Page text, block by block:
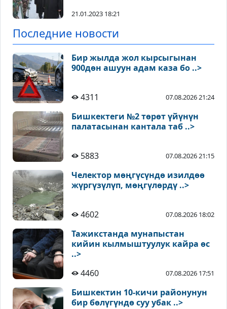
21.01.2023 18:21
Последние новости
Бир жылда жол кырсыгынан
900дөн ашуун адам каза бо ..>
4311 07.08.2026 21:24
Бишкектеги №2 төрөт үйүнүн
палатасынан кантала таб ..>
5883 07.08.2026 21:15
Челектор мөңгүсүндө изилдөө
жүргүзүлүп, мөңгүлөрдү ..>
4602 07.08.2026 18:02
Тажикстанда мунапыстан
кийин кылмыштуулук кайра өс
..>
4460
07.08.2026 17:51
Бишкектин 10-кичи районунун
бир бөлүгүндө суу убак ..>